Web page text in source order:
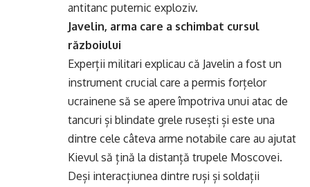
antitanc puternic exploziv.
Javelin, arma care a schimbat cursul
războiului
Experții militari explicau că Javelin a fost un
instrument crucial care a permis forțelor
ucrainene să se apere împotriva unui atac de
tancuri și blindate grele rusești și este una
dintre cele câteva arme notabile care au ajutat
Kievul să țină la distanță trupele Moscovei.
Deși interacțiunea dintre ruși și soldații